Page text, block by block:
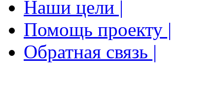
Наши цели |
Помощь проекту |
Обратная связь |